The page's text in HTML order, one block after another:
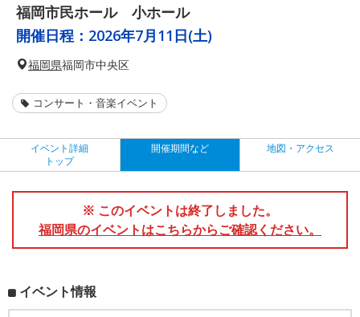
福岡市民ホール 小ホール
開催日程： 2026年7月11日(土)
福岡県福岡市中央区
コンサート・音楽イベント
イベント詳細
トップ
開催期間など 地図・アクセス
※ このイベントは終了しました。
福岡県のイベントはこちらからご確認ください。
イベント情報